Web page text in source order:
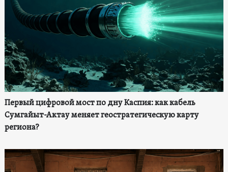
Первый цифровой мост по дну Каспия: как кабель
Сумгайыт-Актау меняет геостратегическую карту
региона?